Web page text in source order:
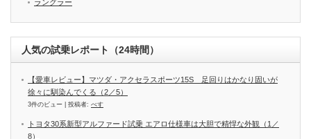
ラングラー
人気の試乗レポート（24時間）
【愛車レビュー】マツダ・アクセラスポーツ15S 足回りはかなり固いが
徐々に馴染んでくる（2／5）
3件のビュー 投稿者: べす
トヨタ30系新型アルファード試乗 エアロ仕様車は大胆で精悍な外観（1／
8）